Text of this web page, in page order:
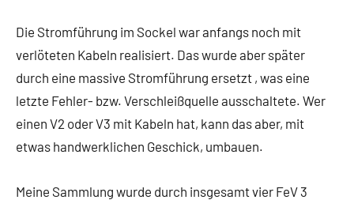
Die Stromführung im Sockel war anfangs noch mit
verlöteten Kabeln realisiert. Das wurde aber später
durch eine massive Stromführung ersetzt , was eine
letzte Fehler- bzw. Verschleißquelle ausschaltete. Wer
einen V2 oder V3 mit Kabeln hat, kann das aber, mit
etwas handwerklichen Geschick, umbauen.
Meine Sammlung wurde durch insgesamt vier FeV 3